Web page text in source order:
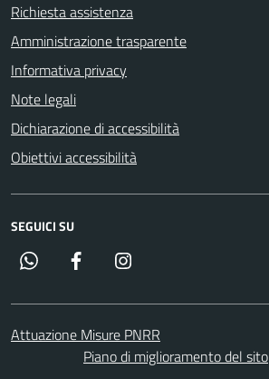
Richiesta assistenza
Amministrazione trasparente
Informativa privacy
Note legali
Dichiarazione di accessibilità
Obiettivi accessibilità
SEGUICI SU
Whatsapp Facebook
Attuazione Misure PNRR
Piano di miglioramento del sito